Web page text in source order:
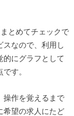
とめてチェックで
スなので、利用し
的にグラフとして
す。
操作を覚えるまで
希望の求人にたど